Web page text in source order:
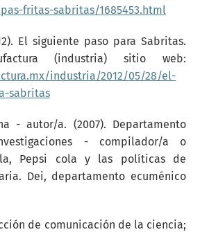
fritas-sabritas/1685453.html
El siguiente paso para Sabritas.
(industria) sitio web:
industria/2012/05/28/el-
sabritas
- autor/a. (2007). Departamento
- compilador/a o
Pepsi cola y las políticas de
Dei, departamento ecuménico
de comunicación de la ciencia;